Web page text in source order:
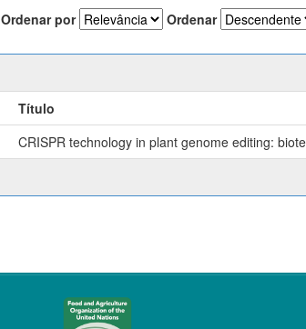
Ordenar por Ordenar
Título
CRISPR technology in plant genome editing: